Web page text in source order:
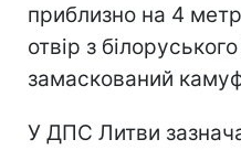
приблизно на 4
отвір з
замаскований
У ДПС Литви